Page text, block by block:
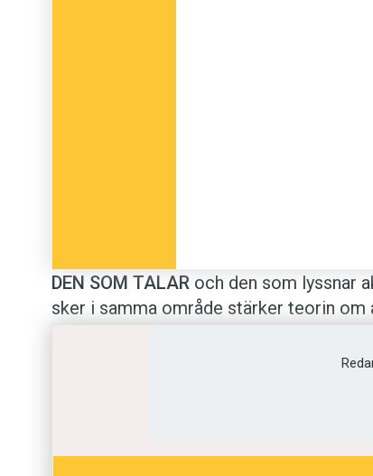
DEN SOM TALAR och den som lyssnar
sker i samma område stärker teorin
bearbetar tal och lyssnande med hjälp
andra var mer aktiva vid lyssnande.